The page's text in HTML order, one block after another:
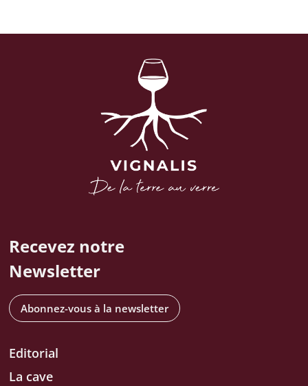
Recevez notre
Newsletter
Abonnez-vous à la newsletter
Editorial
La cave